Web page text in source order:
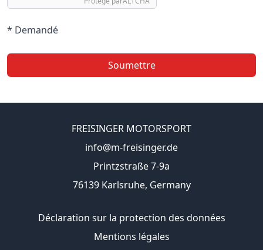
* Demandé
Soumettre
FREISINGER MOTORSPORT
info@m-freisinger.de
Printzstraße 7-9a
76139 Karlsruhe, Germany
Déclaration sur la protection des données
Mentions légales